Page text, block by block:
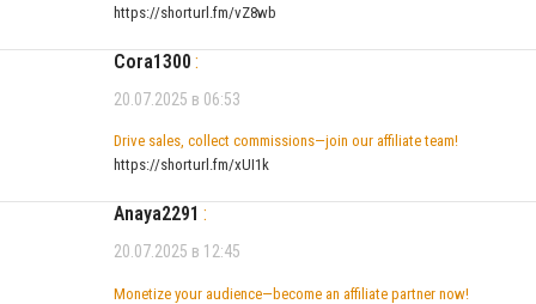
https://shorturl.fm/vZ8wb
Cora1300 :
20.07.2025 в 06:53
Drive sales, collect commissions—join our affiliate team!
https://shorturl.fm/xUI1k
Anaya2291 :
20.07.2025 в 12:45
Monetize your audience—become an affiliate partner now!